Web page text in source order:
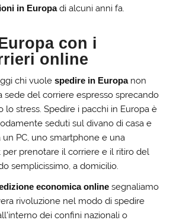
in Europadi alcuni anni fa.
con i
online
chi vuolespedire in Europanon
sede del corriere espresso sprecando
stress. Spedire i pacchi in Europa è
seduti sul divano di casa e
PC, uno smartphone e una
prenotare il corriere e il ritiro del
semplicissimo, a domicilio.
economica online segnaliamo
rivoluzione nel modo di spedire
dei confini nazionali o